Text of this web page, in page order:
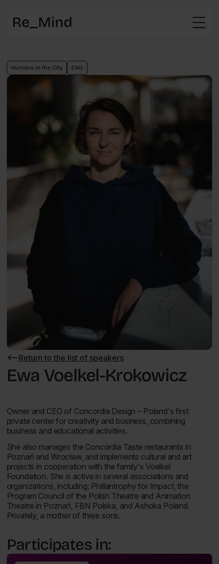
Humans in the City ENG
Return to the list of speakers
Return
to
the
Ewa Voelkel-Krokowicz
Owner and CEO of Concordia Design – Poland's first
private center for creativity and business, combining
business and educational activities.
She also manages the Concordia Taste restaurants in
Poznań and Wrocław, and implements cultural and art
projects in cooperation with the family's Voelkel
Foundation. She is active in several associations and
organizations, including: Phillantrophy for Impact, the
Program Council of the Polish Theatre and Animation
Theatre in Poznań, FBN Polska, and Ashoka Poland.
Privately, a mother of three sons.
Participates in: